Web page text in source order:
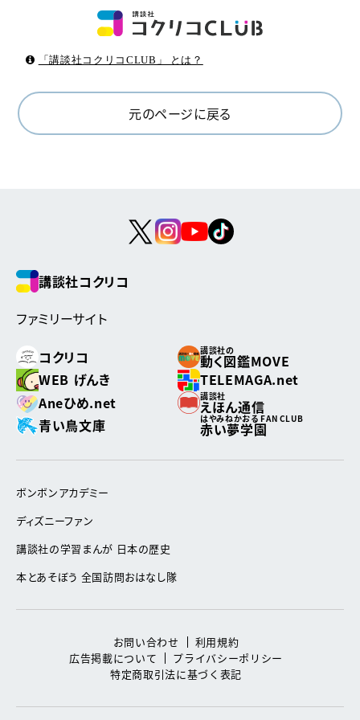
「講談社コクリコCLUB」 とは？
元のページに戻る
講談社コクリコ
ファミリーサイト
コクリコ
講談社の
動く図鑑MOVE
WEB げんき
TELEMAGA.net
Aneひめ.net
講談社
えほん通信
青い鳥文庫
はやみねかおる FAN CLUB
赤い夢学園
ボンボンアカデミー
ディズニーファン
講談社の学習まんが 日本の歴史
本とあそぼう 全国訪問おはなし隊
お問い合わせ
利用規約
広告掲載について
プライバシーポリシー
特定商取引法に基づく表記